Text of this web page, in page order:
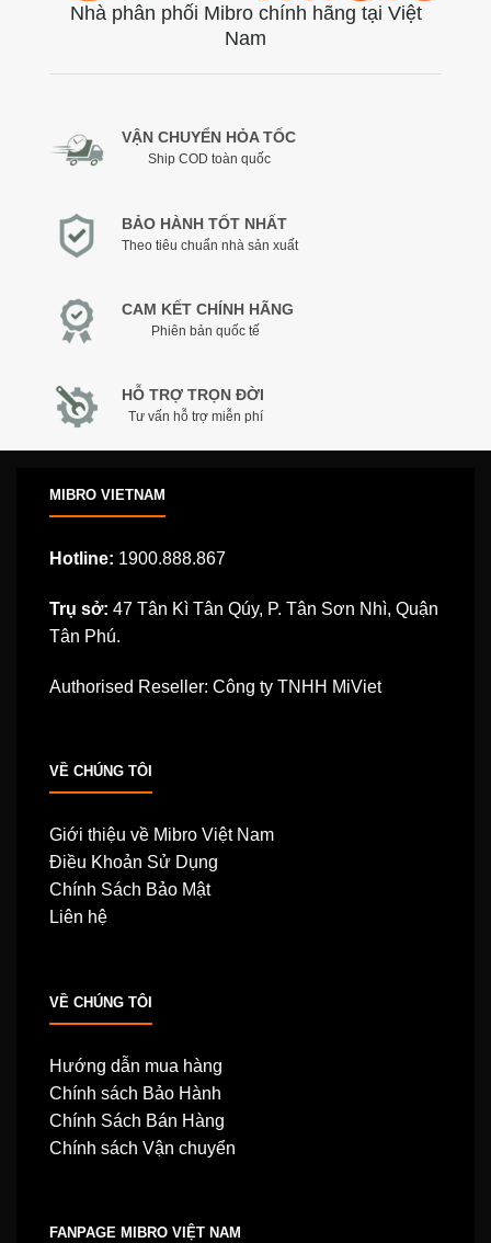
Nhà phân phối Mibro chính hãng tại Việt
Nam
VẬN CHUYỂN HỎA TỐC
Ship COD toàn quốc
BẢO HÀNH TỐT NHẤT
Theo tiêu chuẩn nhà sản xuất
CAM KẾT CHÍNH HÃNG
Phiên bản quốc tế
HỖ TRỢ TRỌN ĐỜI
Tư vấn hỗ trợ miễn phí
MIBRO VIETNAM
Hotline: 1900.888.867
Trụ sở: 47 Tân Kì Tân Qúy, P. Tân Sơn Nhì, Quận
Tân Phú.
Authorised Reseller: Công ty TNHH MiViet
VỀ CHÚNG TÔI
Giới thiệu về Mibro Việt Nam
Điều Khoản Sử Dụng
Chính Sách Bảo Mật
Liên hệ
VỀ CHÚNG TÔI
Hướng dẫn mua hàng
Chính sách Bảo Hành
Chính Sách Bán Hàng
Chính sách Vận chuyển
FANPAGE MIBRO VIỆT NAM